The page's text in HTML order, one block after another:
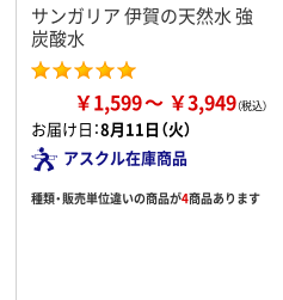
サンガリア 伊賀の天然水 強
炭酸水
￥1,599 ￥3,949
お届け日：8月11日（火）
アスクル在庫商品
種類・販売単位違いの商品が4商品あります